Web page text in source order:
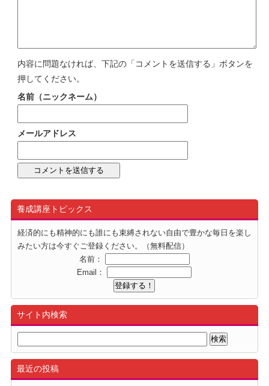
内容に問題なければ、下記の「コメントを送信する」ボタンを
押してください。
名前（ニックネーム）
メールアドレス
養成講座トピックス
経済的にも精神的にも誰にも束縛されない自由で豊かな毎日を楽し
みたい方は今すぐご登録ください。（無料配信）
名前：
Email：
サイト内検索
最近の投稿